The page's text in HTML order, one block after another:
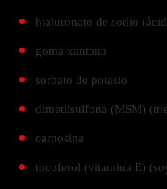
hialuronato de sodio
goma xantana
sorbato de potasio
dimetilsulfona (MSM)
carnosina
tocoferol (vitamina E)